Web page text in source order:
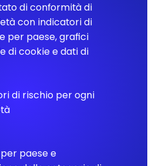
di conformità di
con indicatori di
per paese, grafici
di cookie e dati di
di rischio per ogni
paese e